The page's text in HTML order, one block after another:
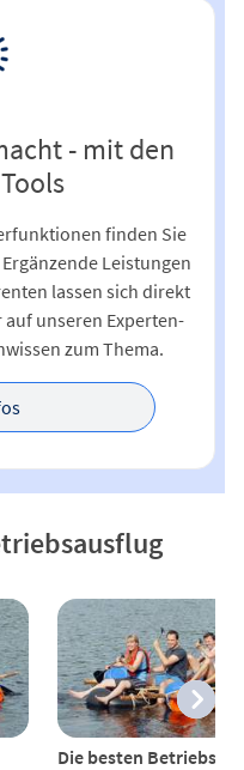
- mit den
finden Sie
Leistungen
lassen sich direkt
unseren Experten-
zum Thema.
Die besten